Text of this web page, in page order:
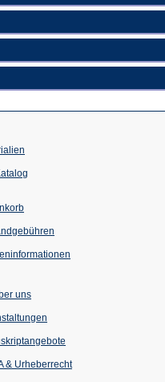
uns
einem
Tab)
& Urheberrecht